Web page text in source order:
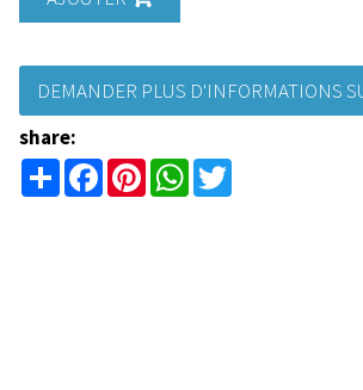
DEMANDER PLUS D'INFORMATIONS
share:
ShareFacebookPinterestWhatsApp